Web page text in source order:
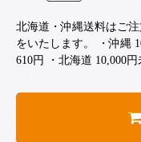
北海道・沖縄送料はご
をいたします。 ・沖縄
610円 ・北海道 10,000